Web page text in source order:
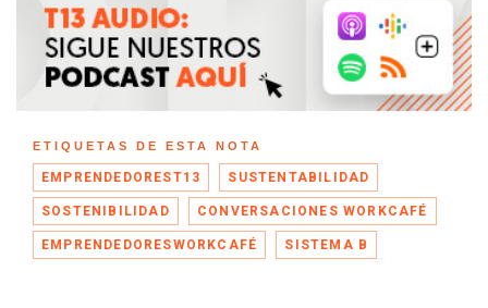
ETIQUETAS DE ESTA NOTA
EMPRENDEDOREST13 SUSTENTABILIDAD
SOSTENIBILIDAD CONVERSACIONES WORKCAFÉ
EMPRENDEDORESWORKCAFÉ SISTEMA B